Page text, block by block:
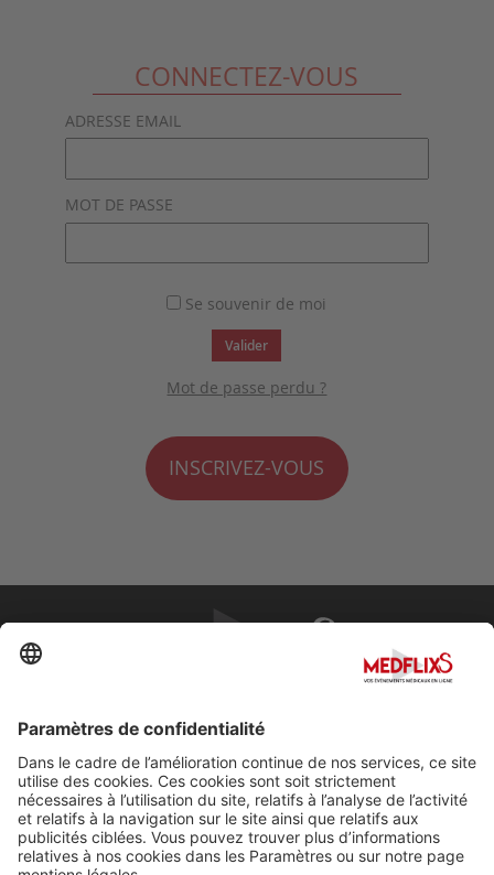
CONNECTEZ-VOUS
ADRESSE EMAIL
MOT DE PASSE
Se souvenir de moi
Valider
Mot de passe perdu ?
INSCRIVEZ-VOUS
À propos de MedflixS®
Aide
Contact
Mentions légales